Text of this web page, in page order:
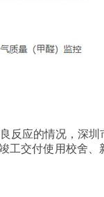
反应的情况，深
工交付使用校舍